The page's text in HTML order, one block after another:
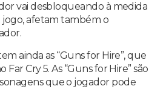
vai desbloqueando à medida
afetam também o
ainda as “Guns for Hire”, que
Cry 5. As “Guns for Hire” são
que o jogador pode